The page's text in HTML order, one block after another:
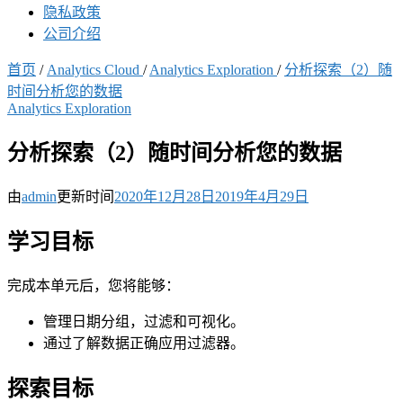
隐私政策
公司介绍
首页 / Analytics Cloud / Analytics Exploration / 分析探索（2）随
时间分析您的数据
Analytics Exploration
分析探索（2）随时间分析您的数据
由admin更新时间 2020年12月28日 2019年4月29日
学习目标
完成本单元后，您将能够：
管理日期分组，过滤和可视化。
通过了解数据正确应用过滤器。
探索目标